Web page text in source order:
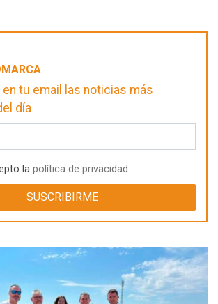
tu email las noticias más
día
la política de privacidad